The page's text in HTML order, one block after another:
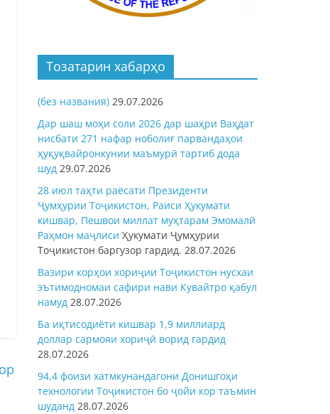
Тозатарин хабарҳо
(без названия) 29.07.2026
Дар шаш моҳи соли 2026 дар шаҳри Ваҳдат
нисбати 271 нафар ноболиғ парвандаҳои
ҳуқуқвайронкунии маъмурӣ тартиб дода
шуд 29.07.2026
28 июл таҳти раёсати Президенти
Ҷумҳурии Тоҷикистон, Раиси Ҳукумати
кишвар, Пешвои миллат муҳтарам Эмомалӣ
Раҳмон маҷлиси Ҳукумати Ҷумҳурии
Тоҷикистон баргузор гардид. 28.07.2026
Вазири корҳои хориҷии Тоҷикистон нусхаи
эътимодномаи сафири нави Кувайтро қабул
намуд 28.07.2026
Ба иқтисодиёти кишвар 1,9 миллиард
доллар сармояи хориҷӣ ворид гардид
28.07.2026
94,4 фоизи хатмкунандагони Донишгоҳи
технологии Тоҷикистон бо ҷойи кор таъмин
шуданд 28.07.2026